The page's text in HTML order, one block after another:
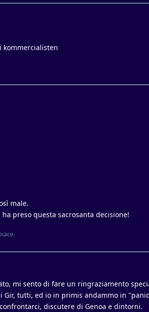
male.
preso questa sacrosanta decisione!
.
mi sento di fare un ringraziamento
tutti, ed io in primis andammo in
discutere di Genoa e dintorni.